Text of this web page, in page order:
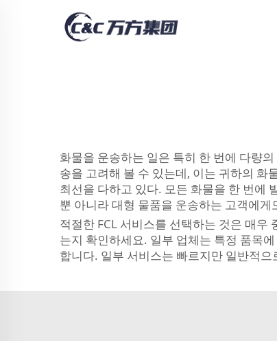
화물을 운송하는 일은 특히 한 번에 다량
송을 고려해 볼 수 있는데, 이는 귀하의 화
최선을 다하고 있다. 모든 화물을 한 번에
뿐 아니라 대형 물품을 운송하는 고객에
적절한 FCL 서비스를 선택하는 것은 매
는지 확인하세요. 일부 업체는 특정 품목
합니다. 일부 서비스는 빠르지만 일반적